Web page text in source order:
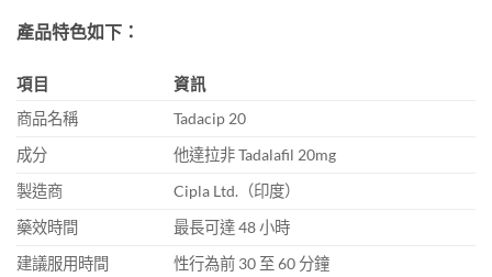
產品特色如下：
項目
資訊
商品名稱
Tadacip 20
成分
他達拉非 Tadalafil 20mg
製造商
Cipla Ltd.（印度）
藥效時間
最長可達 48 小時
建議服用時間
性行為前 30 至 60 分鐘